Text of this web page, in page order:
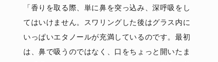
「香りを取る際、単に鼻を突っ込み、深呼吸をし
てはいけません。スワリングした後はグラス内に
いっぱいエタノールが充満しているのです。最初
は、鼻で吸うのではなく、口をちょっと開いたま